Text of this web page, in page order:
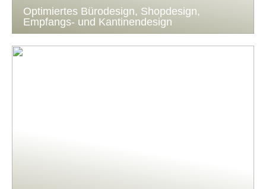
Optimiertes Bürodesign, Shopdesign,
Empfangs- und Kantinendesign